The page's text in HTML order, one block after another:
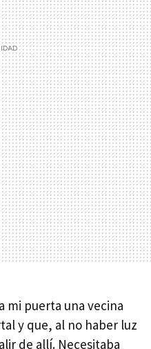
mi puerta una vecina
y que, al no haber luz
de allí. Necesitaba